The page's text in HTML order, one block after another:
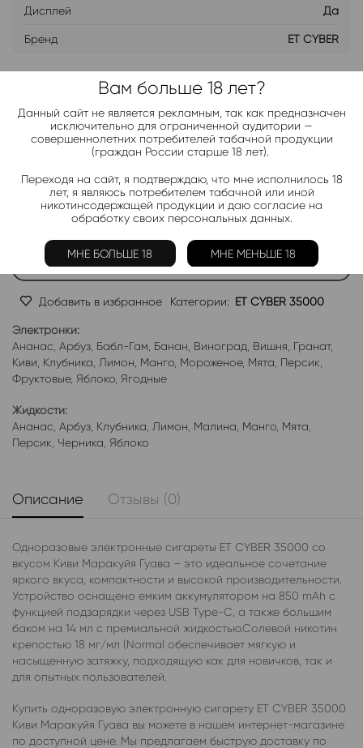
Дисплей Да
Бренд ET CYBER
ДОБАВИТЬ В ЛИСТ ОЖИДАНИЯ
Хочу дешевле
Telegram-канал 2000+
Актуальные новинки и акции каждые день!
Подписаться
Добавить в избранное Категории: ET CYBER 35000
Электронки:
Ананас Арбуз Бабл-Гам Банан Виноград Вишня Гранат,
Киви Клубника Лимон Манго Мороженое, Мята Персик
Фруктовые, Яблоко Ягодные
Жидкости:
Ананас Арбуз Клубника Лимон Малина Манго Мята
Персик Черника Яблоко
Описание Отзывы (0)
Одноразовые электронные сигареты ET CYBER 35000 со
вкусом Киви Маракуйя Гуава – это идеальное сочетание
яркого вкуса, компактности и высокой производительности.
Устройство оснащено емким аккумулятором на 850 mAh с
функцией подзарядки через USB Type-C, а также большим
баком на 14 мл с премиальной жидкостью.Солевой никотин
крепостью 18 мг/мл (Normal обеспечивает мягкую и
насыщенную затяжку, подходящую как для новичков, так и
для опытных пользователей.
Купить одноразовую электронную сигарету ET CYBER 35000
Киви Маракуйя Гуава вы можете в нашем интернет-магазине
по доступной цене. Мы предлагаем быструю доставку по
Вам больше 18 лет?
Данный сайт не является рекламным, так как предназначен
исключительно для ограниченной аудитории —
совершеннолетних потребителей табачной продукции
(граждан России старше 18 лет).
Переходя на сайт, я подтверждаю, что мне исполнилось 18
лет, я являюсь потребителем табачной или иной
никотинсодержащей продукции и даю согласие на
обработку своих персональных данных.
МНЕ БОЛЬШЕ 18 МНЕ МЕНЬШЕ 18